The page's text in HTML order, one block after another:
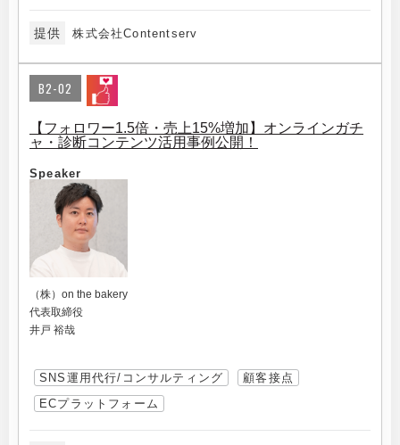
提供 株式会社Contentserv
B2-02
【フォロワー1.5倍・売上15%増加】オンラインガチ
ャ・診断コンテンツ活用事例公開！
Speaker
（株）on the bakery
代表取締役
井戸 裕哉
SNS運用代行/コンサルティング
顧客接点
ECプラットフォーム